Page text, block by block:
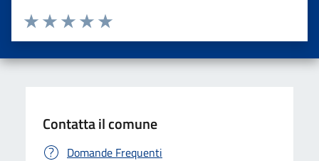
Valuta da 1 a 5 stelle la pagina
Valuta 5 stelle su 5
Valuta 4 stelle su 5
Valuta 3 stelle su 5
Valuta 2 stelle su 5
Valuta una stella su 5
Contatta il comune
Domande Frequenti